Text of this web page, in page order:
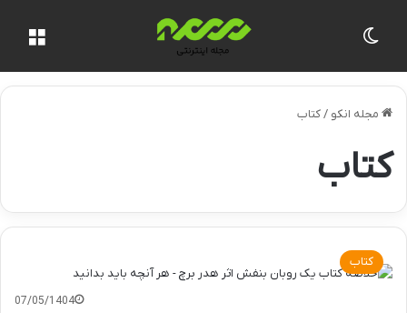
مجله انکو /کتاب
کتاب
کتاب
07/05/1404